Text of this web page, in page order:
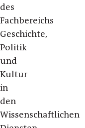
des
Fachbereichs
Geschichte,
Politik
und
Kultur
in
den
Wissenschaftlichen